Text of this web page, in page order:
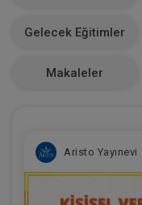
0
Gelecek Eğitimler
Makaleler
Aristo Yayınevi